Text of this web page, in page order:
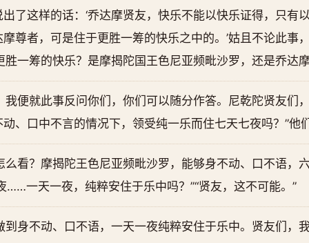
了这样的话：‘乔达摩贤友，快乐不能以快乐证得，只
尊者，可是住于更胜一筹的快乐之中的。’姑且不论此事
胜一筹的快乐？是摩揭陀国王色尼亚频毗沙罗，还是乔达摩
我便就此事反问你们，你们可以随分作答。尼乾陀贤友们
、口中不言的情况下，领受纯一乐而住七天七夜吗？”他
么看？摩揭陀王色尼亚频毗沙罗，能够身不动、口不语
一天一夜，纯粹安住于乐中吗？”“贤友，这不可能。”
到身不动、口不语，一天一夜纯粹安住于乐中。贤友们，